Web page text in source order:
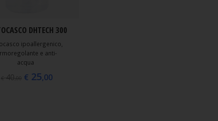
DHTECH 300
ipoallergenico,
e anti-
acqua
€ 25,00